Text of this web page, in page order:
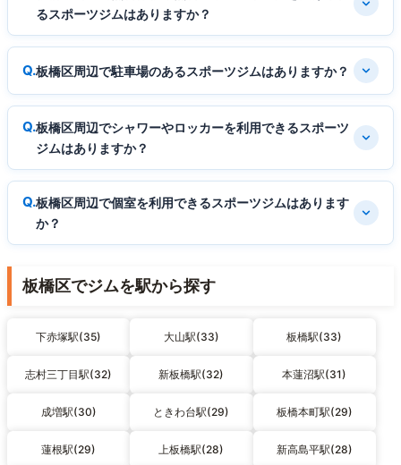
るスポーツジムはありますか？
板橋区周辺で駐車場のあるスポーツジムはありますか？
板橋区周辺でシャワーやロッカーを利用できるスポーツ
ジムはありますか？
板橋区周辺で個室を利用できるスポーツジムはあります
か？
板橋区でジムを駅から探す
下赤塚駅(35) 大山駅(33) 板橋駅(33)
志村三丁目駅(32) 新板橋駅(32) 本蓮沼駅(31)
成増駅(30) ときわ台駅(29) 板橋本町駅(29)
蓮根駅(29) 上板橋駅(28) 新高島平駅(28)